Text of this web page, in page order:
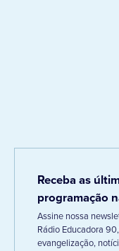
Receba as
programação
Assine nossa
Rádio Educadora
evangelização,